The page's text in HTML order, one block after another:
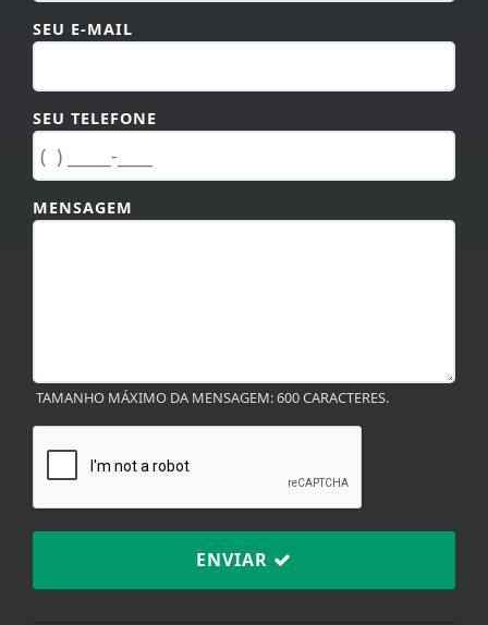
SEU E-MAIL
SEU TELEFONE
MENSAGEM
TAMANHO MÁXIMO DA MENSAGEM: 600 CARACTERES.
ENVIAR